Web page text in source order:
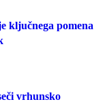
ključnega pomena
vrhunsko